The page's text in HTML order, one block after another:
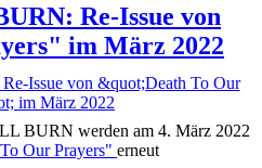
Re-Issue von
im März 2022
BURN werden am 4. März 2022
Our Prayers" erneut